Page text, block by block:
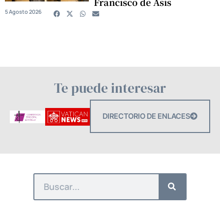
5 Agosto 2026
Te puede interesar
DIRECTORIO DE ENLACES